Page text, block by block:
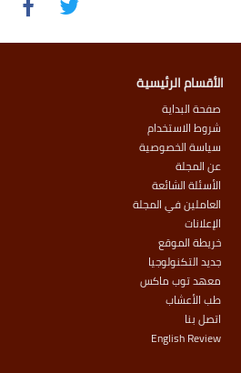
الأقسام الرئيسية
صفحة البداية
شروط الاستخدام
سياسة الخصوصية
عن المجلة
الأسئلة الشائعة
العاملين في المجلة
الإعلانات
خريطة الموقع
جديد التكنولوجيا
معهد توب ماكس
طب الأعشاب
اتصل بنا
English Review